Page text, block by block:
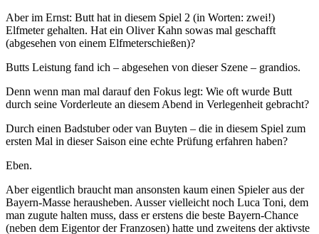
Aber im Ernst: Butt hat in diesem Spiel 2 (in Worten: zwei!)
Elfmeter gehalten. Hat ein Oliver Kahn sowas mal geschafft
(abgesehen von einem Elfmeterschießen)?
Butts Leistung fand ich – abgesehen von dieser Szene – grandios.
Denn wenn man mal darauf den Fokus legt: Wie oft wurde Butt
durch seine Vorderleute an diesem Abend in Verlegenheit gebracht?
Durch einen Badstuber oder van Buyten – die in diesem Spiel zum
ersten Mal in dieser Saison eine echte Prüfung erfahren haben?
Eben.
Aber eigentlich braucht man ansonsten kaum einen Spieler aus der
Bayern-Masse herausheben. Ausser vielleicht noch Luca Toni, dem
man zugute halten muss, dass er erstens die beste Bayern-Chance
(neben dem Eigentor der Franzosen) hatte und zweitens der aktivste